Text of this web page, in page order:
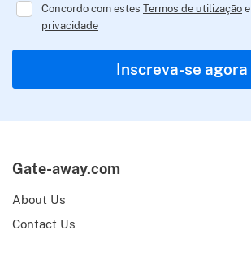
Concordo com estes Termos de utilizaçãoe
privacidade
Regulator
Inscreva-se agora
Gate-away.com
About Us
Contact Us